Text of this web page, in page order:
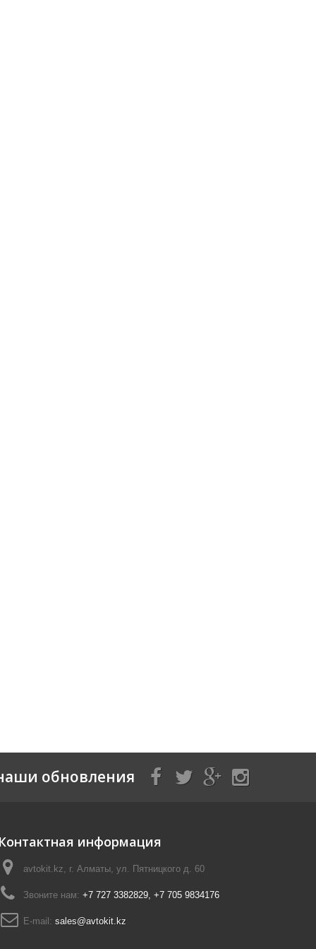
обновления
Контактная информация
avtokit.kz, г. Алматы, ул. Пятницкого д. 60
Звоните нам: +7 727 3382829, +7 705 9834176
E-mail: sales@avtokit.kz